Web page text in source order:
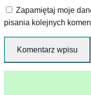
Zapamiętaj moje
pisania kolejnych